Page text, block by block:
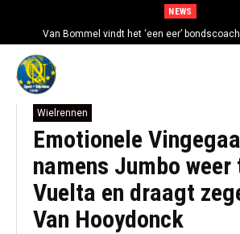
NEWS
Van Bommel vindt het ‘een eer’
Wielrennen
Emotionele
namens Jumbo weer
Vuelta en draagt
Van Hooydonck